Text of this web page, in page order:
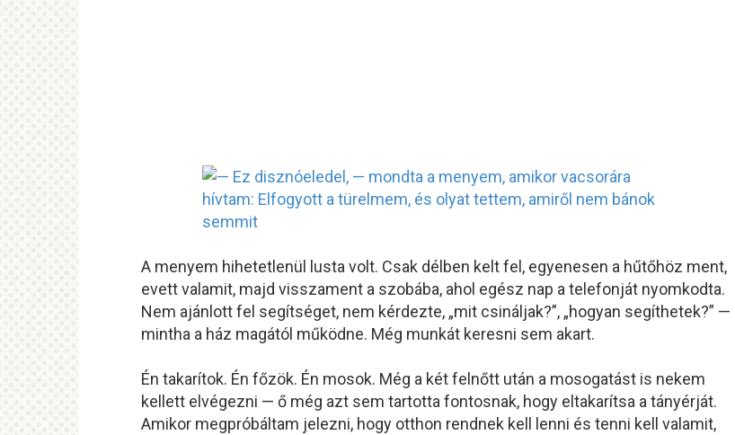
A menyem hihetetlenül lusta volt. Csak délben kelt fel, egyenesen a hűtőhöz ment,
evett valamit, majd visszament a szobába, ahol egész nap a telefonját nyomkodta.
Nem ajánlott fel segítséget, nem kérdezte, „mit csináljak?”, „hogyan segíthetek?” —
mintha a ház magától működne. Még munkát keresni sem akart.
Én takarítok. Én főzök. Én mosok. Még a két felnőtt után a mosogatást is nekem
kellett elvégezni — ő még azt sem tartotta fontosnak, hogy eltakarítsa a tányérját.
Amikor megpróbáltam jelezni, hogy otthon rendnek kell lenni és tenni kell valamit,